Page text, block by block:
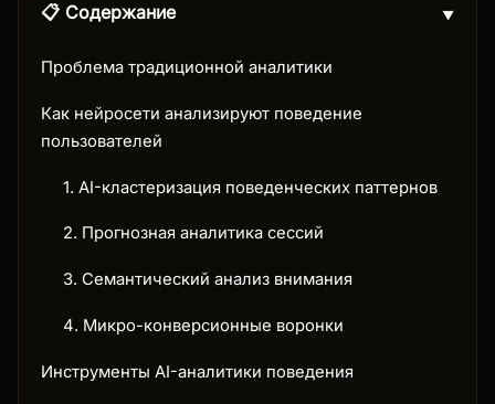
📋 Содержание ▼
Проблема традиционной аналитики
Как нейросети анализируют поведение
пользователей
1. AI-кластеризация поведенческих паттернов
2. Прогнозная аналитика сессий
3. Семантический анализ внимания
4. Микро-конверсионные воронки
Инструменты AI-аналитики поведения